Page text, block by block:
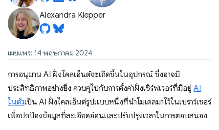
Alexandra Klepper
เผยแพร่: 14 พฤษภาคม 2024
การอนุมาน AI ฝั่งไคลเอ็นต์จะเกิดขึ้นในอุปกรณ์ ซึ่งอาจมี
ประสิทธิภาพอย่างยิ่ง ควบคู่ไปกับการตั้งค่าฝั่งเซิร์ฟเวอร์ที่มีอยู่ AI
ในตัวเป็น AI ฝั่งไคลเอ็นต์รูปแบบหนึ่งที่นำโมเดลมาไว้ในเบราว์เซอร์
เพื่อปกป้องข้อมูลที่ละเอียดอ่อนและปรับปรุงเวลาในการตอบสนอง